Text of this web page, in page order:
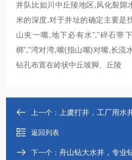
井队比如川中丘陵地区,风化裂隙
米的深度.对于井址的确定主要是
山夹一嘴,地下必有水","碎石带
梆","湾对湾,嘴(指山嘴)对嘴,长流
钻孔布置在岭状中丘坡脚、丘陵
上一个： 上虞打井，工厂用水
返回列表
下一个： 舟山钻大水井，专业